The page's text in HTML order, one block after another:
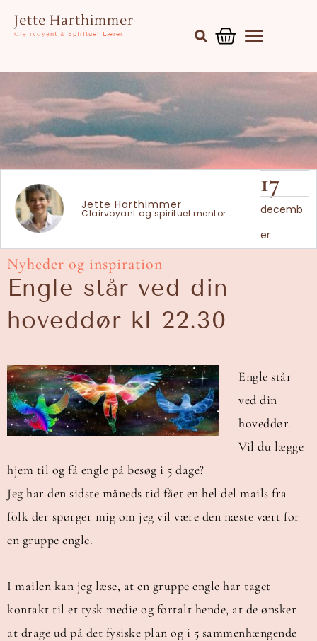
indholdet
Jette Harthimmer
Clairvoyant & Spirituel Lærer
Jette Harthimmer
Clairvoyant og spirituel mentor
17
decemb
er
Nyheder og inspiration
Engle står ved din
hoveddør kl 22.30
Engle står
ved din
hoveddør.
Vil du lægge
hjem til og få engle på besøg i 5 dage?
Jeg har den sidste måneds tid fået en hel del mails fra
folk der spørger mig om jeg vil være den næste vært for
en gruppe engle.
I mailen kan jeg læse, at en gruppe engle har taget
kontakt til et tysk medie og fortalt hende, at de ønsker
at drage ud på det fysiske plan og i 5 sammenhængende